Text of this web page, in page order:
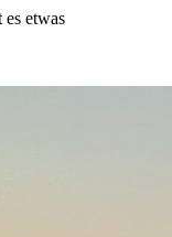
etwas